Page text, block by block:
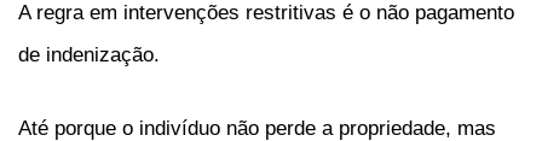
A regra em intervenções restritivas é o não pagamento
de indenização.
Até porque o indivíduo não perde a propriedade, mas